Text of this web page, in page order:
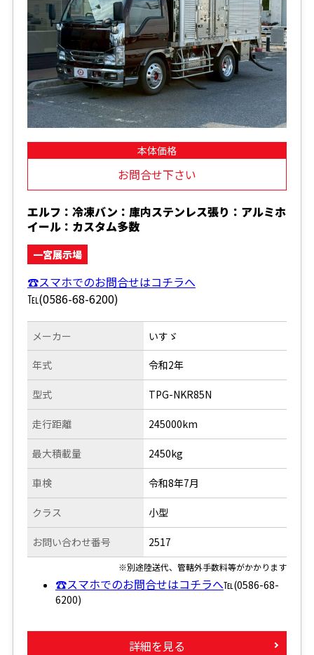
本体価格
お問合せ下さい
エルフ：冷凍バン：庫内ステンレス張り：アルミホ
イール：カスタム多数
一宮展示場
☎スマホでのお問合せはコチラへ
℡(0586-68-6200)
メーカー
年式
型式
走行距離
いすゞ
令和2年
TPG-NKR85N
245000km
最大積載量
車検
クラス
お問い合わせ番号
2450kg
令和8年7月
小型
2517
※別途陸送代、管轄外手数料等がかかります
☎スマホでのお問合せはコチラへ℡(0586-68-
6200)
詳細を見る